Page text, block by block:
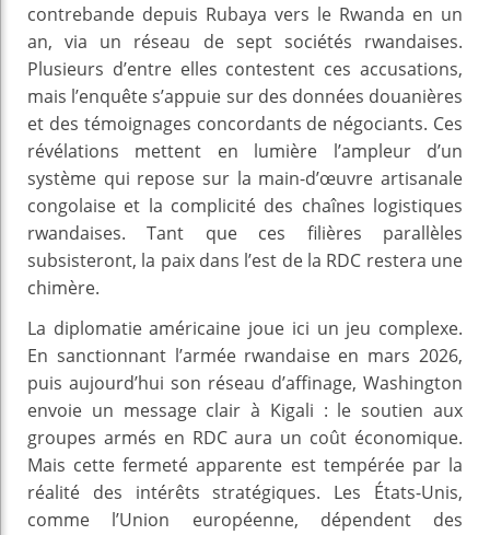
contrebande depuis Rubaya vers le Rwanda en un
an, via un réseau de sept sociétés rwandaises.
Plusieurs d’entre elles contestent ces accusations,
mais l’enquête s’appuie sur des données douanières
et des témoignages concordants de négociants. Ces
révélations mettent en lumière l’ampleur d’un
système qui repose sur la main-d’œuvre artisanale
congolaise et la complicité des chaînes logistiques
rwandaises. Tant que ces filières parallèles
subsisteront, la paix dans l’est de la RDC restera une
chimère.
La diplomatie américaine joue ici un jeu complexe.
En sanctionnant l’armée rwandaise en mars 2026,
puis aujourd’hui son réseau d’affinage, Washington
envoie un message clair à Kigali : le soutien aux
groupes armés en RDC aura un coût économique.
Mais cette fermeté apparente est tempérée par la
réalité des intérêts stratégiques. Les États-Unis,
comme l’Union européenne, dépendent des